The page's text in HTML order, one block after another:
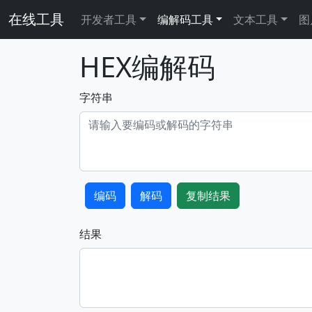
在线工具 开发者工具 编解码工具 文本工具
HEX编解码
字符串
编码 解码 复制结果
结果